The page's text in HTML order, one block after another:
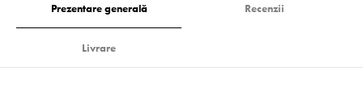
Prezentare generală Recenzii
Livrare